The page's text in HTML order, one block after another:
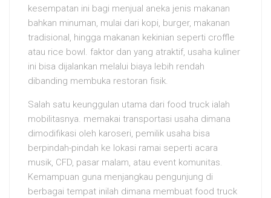
kesempatan ini bagi menjual aneka jenis makanan
bahkan minuman, mulai dari kopi, burger, makanan
tradisional, hingga makanan kekinian seperti croffle
atau rice bowl. faktor dan yang atraktif, usaha kuliner
ini bisa dijalankan melalui biaya lebih rendah
dibanding membuka restoran fisik.
Salah satu keunggulan utama dari food truck ialah
mobilitasnya. memakai transportasi usaha dimana
dimodifikasi oleh karoseri, pemilik usaha bisa
berpindah-pindah ke lokasi ramai seperti acara
musik, CFD, pasar malam, atau event komunitas.
Kemampuan guna menjangkau pengunjung di
berbagai tempat inilah dimana membuat food truck